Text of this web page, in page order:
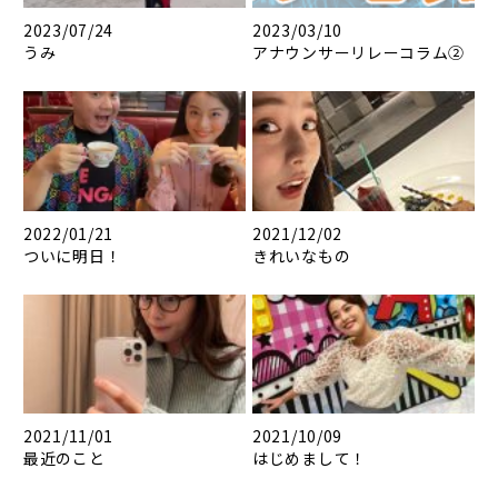
2023/07/24
うみ
2023/03/10
アナウンサーリレーコラム②
2022/01/21
ついに明日！
2021/12/02
きれいなもの
2021/11/01
最近のこと
2021/10/09
はじめまして！